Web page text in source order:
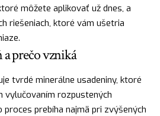
môžete aplikovať už dnes, a
riešeniach, ktoré vám ušetria
a prečo vzniká
tvrdé minerálne usadeniny, ktoré
vylučovaním rozpustených
prebíha najmä pri zvýšených